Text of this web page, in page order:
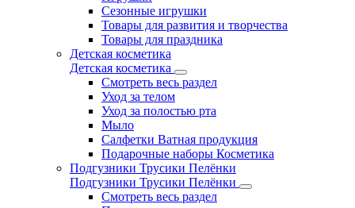
Сезонные игрушки
Товары для развития и творчества
Товары для праздника
Детская косметика
Детская косметика
Смотреть весь раздел
Уход за телом
Уход за полостью рта
Мыло
Салфетки Ватная продукция
Подарочные наборы Косметика
Подгузники Трусики Пелёнки
Подгузники Трусики Пелёнки
Смотреть весь раздел